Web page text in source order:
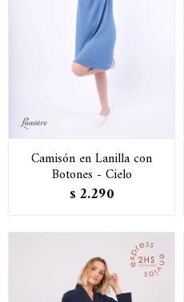
Camisón en Lanilla con
Botones - Cielo
$ 2.290